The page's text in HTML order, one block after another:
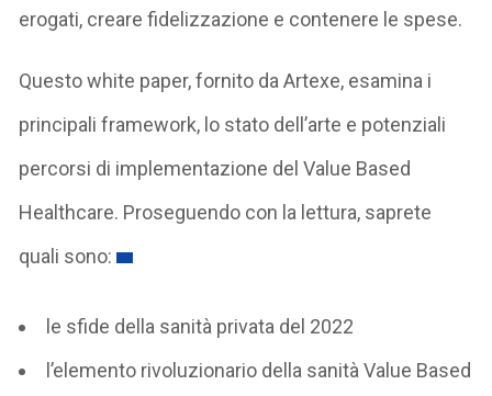
erogati, creare fidelizzazione e contenere le spese.
Questo white paper, fornito da Artexe, esamina i
principali framework, lo stato dell’arte e potenziali
percorsi di implementazione del Value Based
Healthcare. Proseguendo con la lettura, saprete
quali sono:
le sfide della sanità privata del 2022
l’elemento rivoluzionario della sanità Value Based